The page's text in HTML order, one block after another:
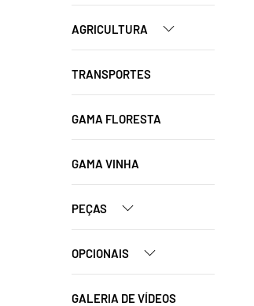
AGRICULTURA
TRANSPORTES
GAMA FLORESTA
GAMA VINHA
PEÇAS
OPCIONAIS
GALERIA DE VÍDEOS